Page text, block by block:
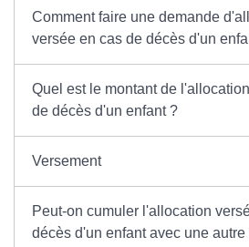
Comment faire une demande
versée en cas de décès d'un
Quel est le montant de
de décès d'un enfant ?
Versement
Peut-on cumuler l'allocation
décès d'un enfant avec une